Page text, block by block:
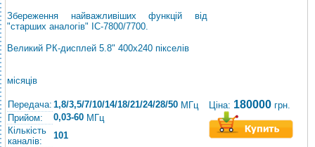
Збереження найважливіших функцій від
"старших аналогів" IC-7800/7700.
Великий РК-дисплей 5.8" 400x240 пікселів
місяців
Передача: 1,8/3,5/7/10/14/18/21/24/28/50 МГц
Прийом:
0,03-60 МГц
Кількість
каналів:
101
Ціна: 180000 грн.